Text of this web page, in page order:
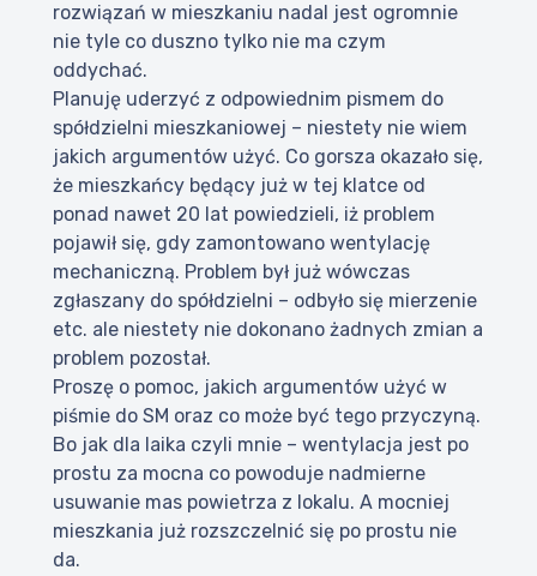
rozwiązań w mieszkaniu nadal jest ogromnie
nie tyle co duszno tylko nie ma czym
oddychać.
Planuję uderzyć z odpowiednim pismem do
spółdzielni mieszkaniowej – niestety nie wiem
jakich argumentów użyć. Co gorsza okazało się,
że mieszkańcy będący już w tej klatce od
ponad nawet 20 lat powiedzieli, iż problem
pojawił się, gdy zamontowano wentylację
mechaniczną. Problem był już wówczas
zgłaszany do spółdzielni – odbyło się mierzenie
etc. ale niestety nie dokonano żadnych zmian a
problem pozostał.
Proszę o pomoc, jakich argumentów użyć w
piśmie do SM oraz co może być tego przyczyną.
Bo jak dla laika czyli mnie – wentylacja jest po
prostu za mocna co powoduje nadmierne
usuwanie mas powietrza z lokalu. A mocniej
mieszkania już rozszczelnić się po prostu nie
da.